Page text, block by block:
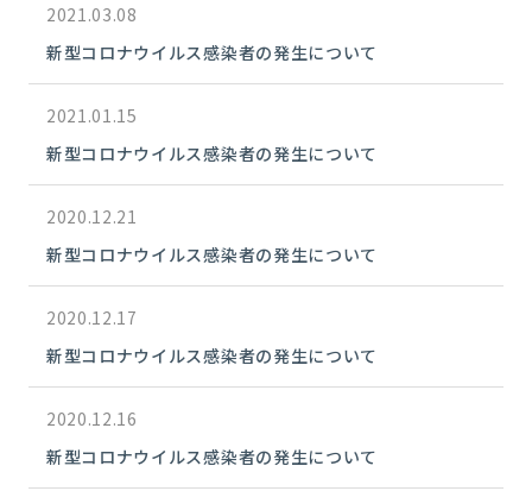
2021.03.08
新型コロナウイルス感染者の発生について
2021.01.15
新型コロナウイルス感染者の発生について
2020.12.21
新型コロナウイルス感染者の発生について
2020.12.17
新型コロナウイルス感染者の発生について
2020.12.16
新型コロナウイルス感染者の発生について